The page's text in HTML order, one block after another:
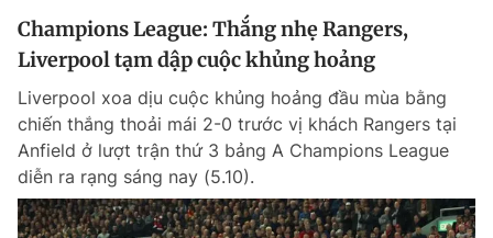
Chuyên mục khác
Chào ngày mới Tin 24h
Thông tin tài khoản
Đổi mật khẩu
Tin đã lưu
Tin đã xem
Đăng xuất
Champions League: Thắng nhẹ Rangers,
Liverpool tạm dập cuộc khủng hoảng
Liverpool xoa dịu cuộc khủng hoảng đầu mùa bằng
chiến thắng thoải mái 2-0 trước vị khách Rangers tại
Anfield ở lượt trận thứ 3 bảng A Champions League
diễn ra rạng sáng nay (5.10).